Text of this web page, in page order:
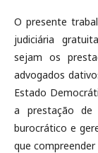
O presente
judiciária
sejam os
advogados
Estado
a prestação
burocrático e
que